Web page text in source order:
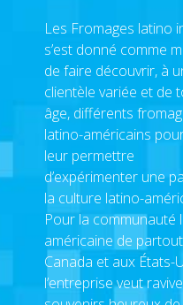
Les Fromages latino
s’est donné comme
de faire découvrir, à
clientèle variée et de
âge, différents
latino-américains
leur permettre
d’expérimenter une
la culture latino-
Pour la communauté
américaine de
Canada et aux États-
l’entreprise veut